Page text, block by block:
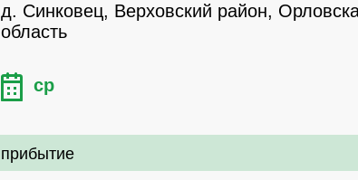
д. Синковец, Верховский район,
область
ср
прибытие